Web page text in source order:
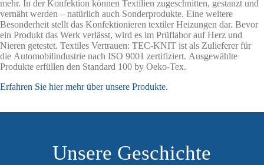
mehr. In der Konfektion können Textilien zugeschnitten, gestanzt und
vernäht werden – natürlich auch Sonderprodukte. Eine weitere
Besonderheit stellt das Konfektionieren textiler Heizungen dar. Bevor
ein Produkt das Werk verlässt, wird es im Prüflabor auf Herz und
Nieren getestet. Textiles Vertrauen: TEC-KNIT ist als Zulieferer für
die Automobilindustrie nach ISO 9001 zertifiziert. Ausgewählte
Produkte erfüllen den Standard 100 by Oeko-Tex.
Erfahren Sie hier mehr über unsere Produkte.
Unsere Geschichte